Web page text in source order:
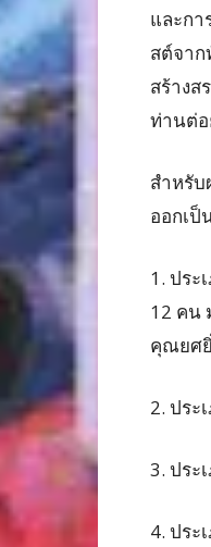
และกา
สต์จาก
สร้างส
ท่านต่อ
สำหรับ
ออกเป็
1. ประ
12 คน
คุณยศ
2. ปร
3. ประ
4. ประ